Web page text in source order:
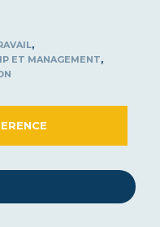
,
ET MANAGEMENT,